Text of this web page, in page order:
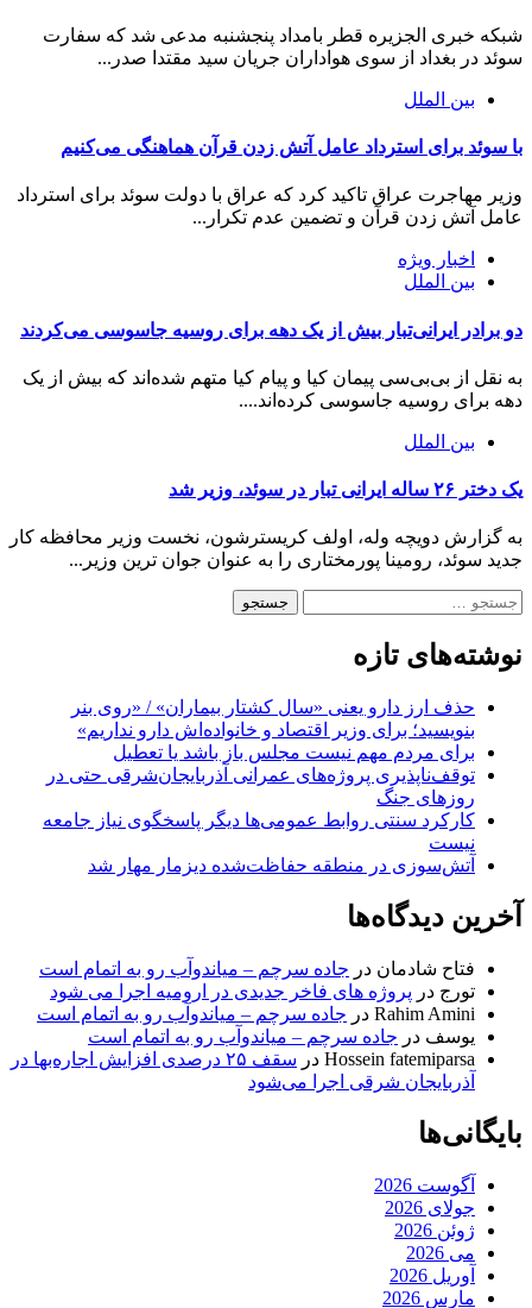
شبکه خبری الجزیره قطر بامداد پنجشنبه مدعی شد که سفارت
سوئد در بغداد از سوی هواداران جریان سید مقتدا صدر...
بین الملل
با سوئد برای استرداد عامل آتش زدن قرآن هماهنگی می‌کنیم
وزیر مهاجرت عراق تاکید کرد که عراق با دولت سوئد برای استرداد
عامل آتش زدن قرآن و تضمین عدم تکرار...
اخبار ویژه
بین الملل
دو برادر ایرانی‌تبار بیش از یک دهه برای روسیه جاسوسی می‌کردند
به نقل از بی‌بی‌سی پیمان کیا و پیام کیا متهم شده‌اند که بیش از یک
دهه برای روسیه جاسوسی کرده‌اند....
بین الملل
یک دختر ۲۶ ساله ایرانی تبار در سوئد، وزیر شد
به گزارش دویچه وله، اولف کریسترشون، نخست وزیر محافظه کار
جدید سوئد، رومینا پورمختاری را به عنوان جوان ترین وزیر...
نوشته‌های تازه
حذف ارز دارو یعنی «سال کشتار بیماران» / «روی بنر
بنویسید؛ برای وزیر اقتصاد و خانواده‌اش دارو نداریم»
برای مردم مهم نیست مجلس باز باشد یا تعطیل
توقف‌ناپذیری پروژه‌های عمرانی آذربایجان‌شرقی حتی در
روزهای جنگ
کارکرد سنتی روابط عمومی‌ها دیگر پاسخگوی نیاز جامعه
نیست
آتش‌سوزی در منطقه حفاظت‌شده دیزمار مهار شد
آخرین دیدگاه‌ها
فتاح شادمان در جاده سرچم – میاندوآب رو به اتمام است
تورج در پروژه های فاخر جدیدی در ارومیه اجرا می شود
Rahim Amini در جاده سرچم – میاندوآب رو به اتمام است
یوسف در جاده سرچم – میاندوآب رو به اتمام است
Hossein fatemiparsa در
سقف ۲۵ درصدی افزایش اجاره‌بها در
آذربایجان شرقی اجرا می‌شود
بایگانی‌ها
آگوست 2026
جولای 2026
ژوئن 2026
می 2026
آوریل 2026
مارس 2026